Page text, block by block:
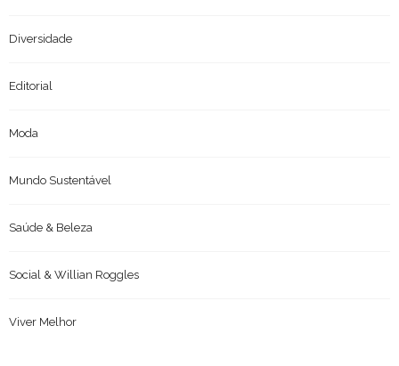
Diversidade
Editorial
Moda
Mundo Sustentável
Saúde & Beleza
Social & Willian Roggles
Viver Melhor